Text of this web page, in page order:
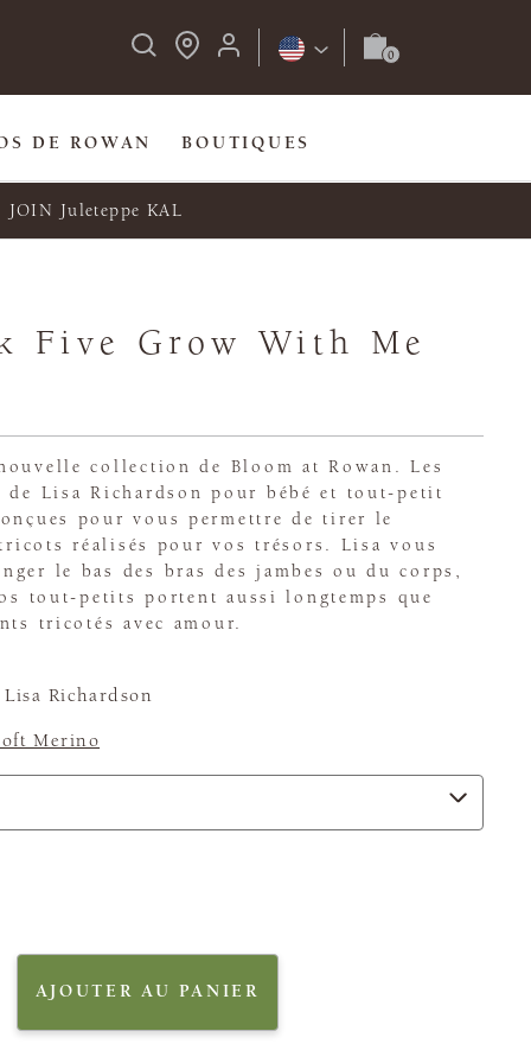
DE ROWAN BOUTIQUES
JOIN Juleteppe KAL
Five Grow With Me
collection de Bloom at Rowan. Les
de Lisa Richardson pour bébé et tout-petit
pour vous permettre de tirer le
réalisés pour vos trésors. Lisa vous
le bas des bras des jambes ou du corps,
tout-petits portent aussi longtemps que
tricotés avec amour.
Lisa Richardson
Merino
AJOUTER AU PANIER